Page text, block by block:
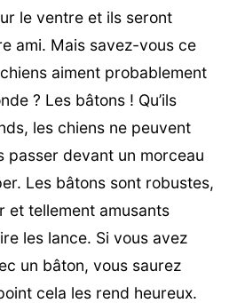
le ventre et ils seront
ami. Mais savez-vous ce
aiment probablement
? Les bâtons ! Qu’ils
les chiens ne peuvent
passer devant un morceau
Les bâtons sont robustes,
et tellement amusants
les lance. Si vous avez
un bâton, vous saurez
cela les rend heureux.